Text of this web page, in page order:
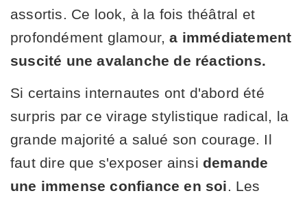
assortis. Ce look, à la fois théâtral et
profondément glamour,a immédiatement
suscité une avalanche de réactions.
Si certains internautes ont d'abord été
surpris par ce virage stylistique radical, la
grande majorité a salué son courage. Il
faut dire que s'exposer ainsi demande
une immense confiance en soi. Les